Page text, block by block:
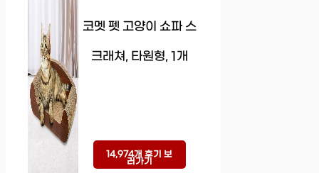
코멧 펫 고양이 쇼파 스
크래쳐, 타원형, 1개
14,974개 후기 보
러가기